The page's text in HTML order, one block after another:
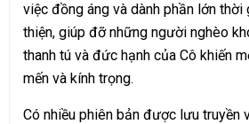
việc đồng áng và dành phần lớn thời
thiện, giúp đỡ những người nghèo
thanh tú và đức hạnh của Cô khiến
mến và kính trọng.
Có nhiều phiên bản được lưu truyền